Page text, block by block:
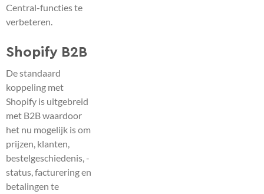
Central-functies te
verbeteren.
Shopify B2B
De standaard
koppeling met
Shopify is uitgebreid
met B2B waardoor
het nu mogelijk is om
prijzen, klanten,
bestelgeschiedenis, -
status, facturering en
betalingen te